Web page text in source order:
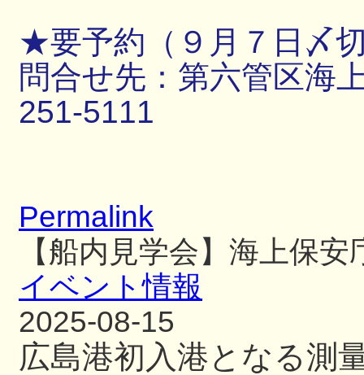
★要予約（９月７日〆
問合せ先：第六管区海
251-5111
Permalink
【船内見学会】海上保
イベント情報
2025-08-15
広島港初入港となる測